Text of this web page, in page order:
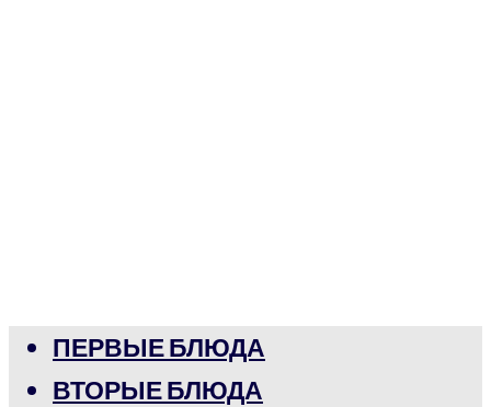
ПЕРВЫЕ БЛЮДА
ВТОРЫЕ БЛЮДА